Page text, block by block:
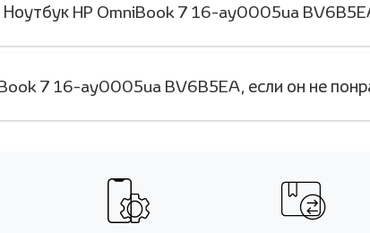
Ноутбук HP OmniBook 7 16-ay0005ua
7 16-ay0005ua BV6B5EA, если он не